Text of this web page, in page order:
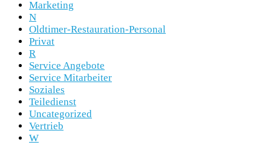
Marketing
N
Oldtimer-Restauration-Personal
Privat
R
Service Angebote
Service Mitarbeiter
Soziales
Teiledienst
Uncategorized
Vertrieb
W